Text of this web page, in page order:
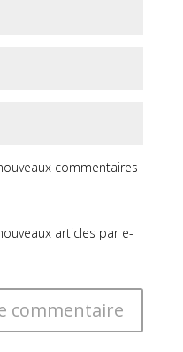
commentaires
articles par e-